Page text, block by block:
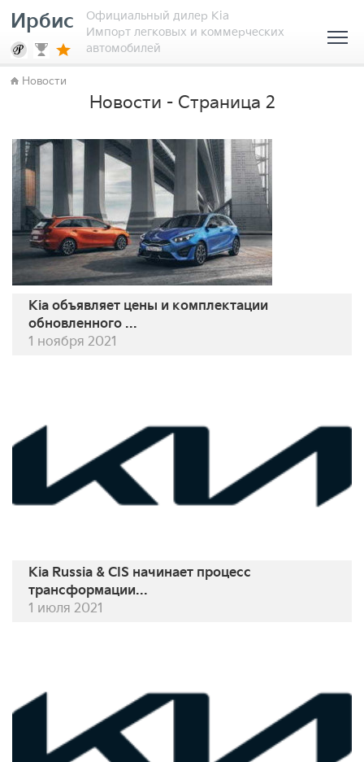
Ирбис
Официальный дилер Kia
Импорт легковых и коммерческих
автомобилей
Новости
Новости - Страница 2
Kia объявляет цены и комплектации
обновленного ...
1 ноября 2021
Kia Russia & CIS начинает процесс
трансформации...
1 июля 2021